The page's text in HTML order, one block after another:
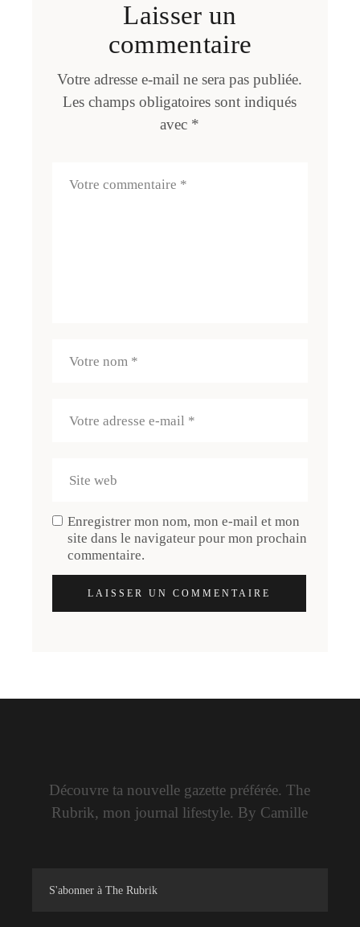
Laisser un
commentaire
Votre adresse e-mail ne sera pas publiée.
Les champs obligatoires sont indiqués
avec *
Enregistrer mon nom, mon e-mail et mon
site dans le navigateur pour mon prochain
commentaire.
LAISSER UN COMMENTAIRE
Découvre ta nouvelle gazette préférée. The
Rubrik, mon journal lifestyle. By Camille